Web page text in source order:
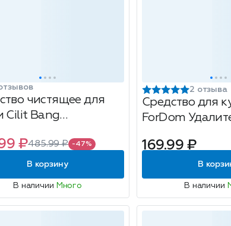
чистящее для
Cilit Bang
₽485.99 ₽ -47%
В корзину
В наличии Много
2 отзыва
Средство для
ForDom
169.99 ₽
В
В наличии